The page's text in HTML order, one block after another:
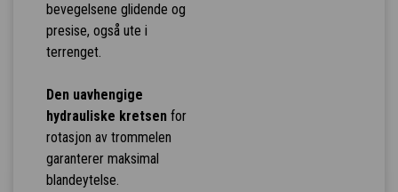
bevegelsene glidende og
presise, også ute i
terrenget.
Den uavhengige
hydrauliske kretsenfor
rotasjon av trommelen
garanterer maksimal
blandeytelse.